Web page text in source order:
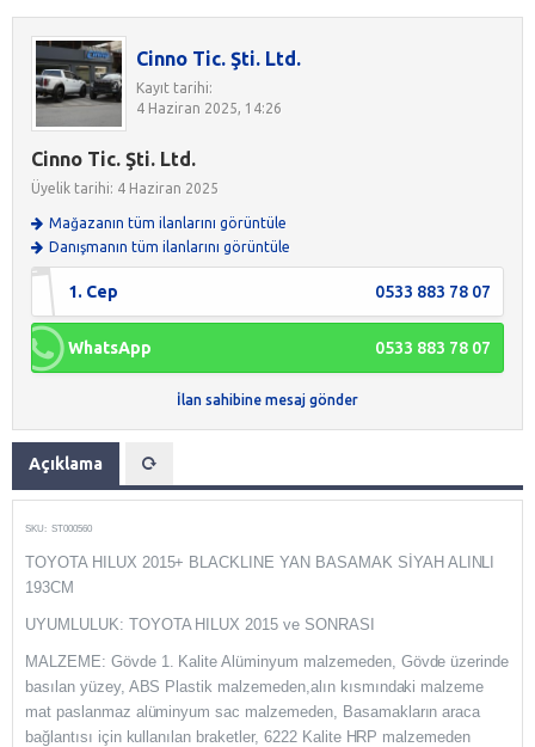
Cinno Tic. Şti. Ltd.
Kayıt tarihi:
4 Haziran 2025, 14:26
Cinno Tic. Şti. Ltd.
Üyelik tarihi: 4 Haziran 2025
Mağazanın tüm ilanlarını görüntüle
Danışmanın tüm ilanlarını görüntüle
1. Cep 0533 883 78 07
WhatsApp 0533 883 78 07
İlan sahibine mesaj gönder
Açıklama
SKU: ST000560
TOYOTA HILUX 2015+ BLACKLINE YAN BASAMAK SİYAH ALINLI
193CM
UYUMLULUK: TOYOTA HILUX 2015 ve SONRASI
MALZEME: Gövde 1. Kalite Alüminyum malzemeden, Gövde üzerinde
basılan yüzey, ABS Plastik malzemeden,alın kısmındaki malzeme
mat paslanmaz alüminyum sac malzemeden, Basamakların araca
bağlantısı için kullanılan braketler, 6222 Kalite HRP malzemeden